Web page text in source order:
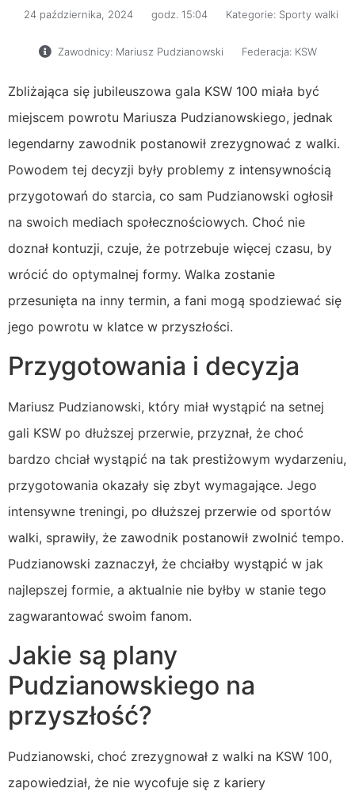
24 października, 2024 godz. 15:04 Kategorie: Sporty walki
Zawodnicy: Mariusz Pudzianowski Federacja: KSW
Zbliżająca się jubileuszowa gala KSW 100 miała być
miejscem powrotu Mariusza Pudzianowskiego, jednak
legendarny zawodnik postanowił zrezygnować z walki.
Powodem tej decyzji były problemy z intensywnością
przygotowań do starcia, co sam Pudzianowski ogłosił
na swoich mediach społecznościowych. Choć nie
doznał kontuzji, czuje, że potrzebuje więcej czasu, by
wrócić do optymalnej formy. Walka zostanie
przesunięta na inny termin, a fani mogą spodziewać się
jego powrotu w klatce w przyszłości.
Przygotowania i decyzja
Mariusz Pudzianowski, który miał wystąpić na setnej
gali KSW po dłuższej przerwie, przyznał, że choć
bardzo chciał wystąpić na tak prestiżowym wydarzeniu,
przygotowania okazały się zbyt wymagające. Jego
intensywne treningi, po dłuższej przerwie od sportów
walki, sprawiły, że zawodnik postanowił zwolnić tempo.
Pudzianowski zaznaczył, że chciałby wystąpić w jak
najlepszej formie, a aktualnie nie byłby w stanie tego
zagwarantować swoim fanom.
Jakie są plany
Pudzianowskiego na
przyszłość?
Pudzianowski, choć zrezygnował z walki na KSW 100,
zapowiedział, że nie wycofuje się z kariery